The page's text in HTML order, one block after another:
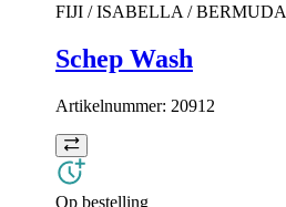
FIJI / ISABELLA / BERMUDA
Schep Wash
Artikelnummer: 20912
Op bestelling